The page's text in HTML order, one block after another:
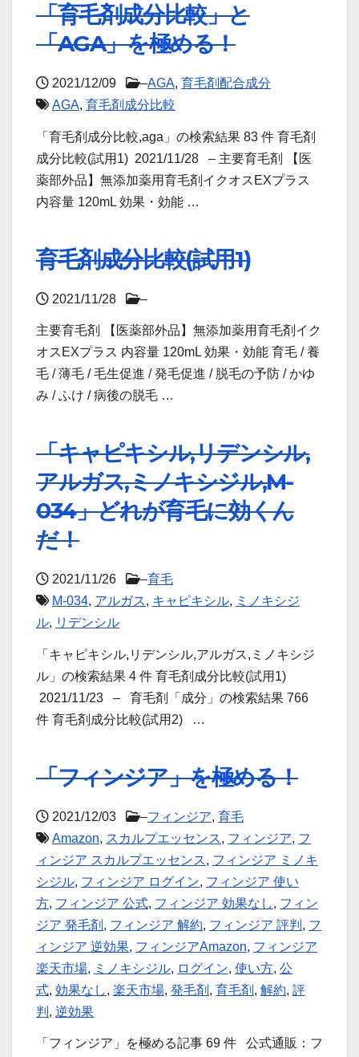
「育毛剤成分比較」と
「AGA」を極める！
2021/12/09 –AGA, 育毛剤配合成分
AGA, 育毛剤成分比較
「育毛剤成分比較,aga」の検索結果 83 件 育毛剤
成分比較(試用1) 2021/11/28 – 主要育毛剤 【医
薬部外品】無添加薬用育毛剤イクオスEXプラス
内容量 120mL 効果・効能 …
育毛剤成分比較(試用1)
2021/11/28 –
主要育毛剤 【医薬部外品】無添加薬用育毛剤イク
オスEXプラス 内容量 120mL 効果・効能 育毛 / 養
毛 / 薄毛 / 毛生促進 / 発毛促進 / 脱毛の予防 / かゆ
み / ふけ / 病後の脱毛 …
「キャピキシル,リデンシル,
アルガス,ミノキシジル,M-
034」どれが育毛に効くん
だ！
2021/11/26 –育毛
M-034, アルガス, キャピキシル, ミノキシジ
ル, リデンシル
「キャピキシル,リデンシル,アルガス,ミノキシジ
ル」の検索結果 4 件 育毛剤成分比較(試用1)
2021/11/23 – 育毛剤「成分」の検索結果 766
件 育毛剤成分比較(試用2) …
「フィンジア」を極める！
2021/12/03 –フィンジア, 育毛
Amazon, スカルプエッセンス, フィンジア, フ
ィンジア スカルプエッセンス, フィンジア ミノキ
シジル, フィンジア ログイン, フィンジア 使い
方, フィンジア 公式, フィンジア 効果なし, フィン
ジア 発毛剤 , フィンジア 解約, フィンジア 評判 , フ
ィンジア 逆効果, フィンジアAmazon, フィンジア
楽天市場, ミノキシジル, ログイン, 使い方, 公
式, 効果なし, 楽天市場, 発毛剤 , 育毛剤 , 解約, 評
判 , 逆効果
「フィンジア」を極める記事 69 件 公式通販：フ